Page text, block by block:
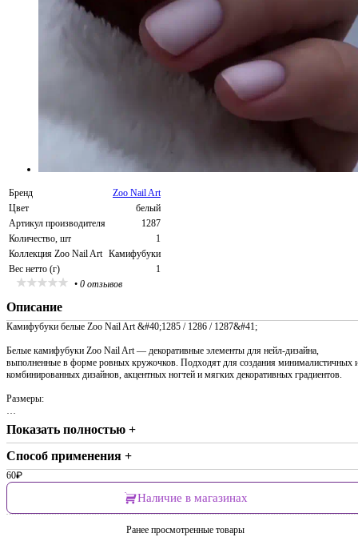
Бренд
Zoo Nail Art
Цвет
белый
Артикул производителя
1287
Количество, шт
1
Коллекция Zoo Nail Art Камифубуки
Вес нетто (г)
1
• 0 отзывов
Описание
Камифубуки белые Zoo Nail Art &#40;1285 / 1286 / 1287&#41;
Белые камифубуки Zoo Nail Art — декоративные элементы для нейл-дизайна,
выполненные в форме ровных кружочков. Подходят для создания минималистичных
комбинированных дизайнов, акцентных ногтей и мягких декоративных градиентов.
Размеры:
…
Показать полностью +
Способ применения +
60₽
Наличие в магазинах
Ранее просмотренные товары